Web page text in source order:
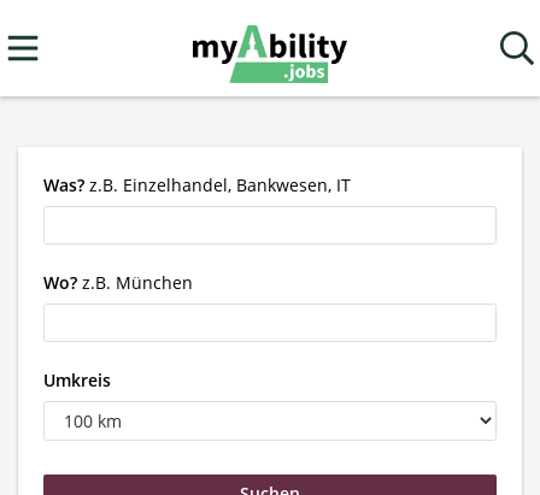
Was? z.B. Einzelhandel, Bankwesen, IT
Wo? z.B. München
Umkreis